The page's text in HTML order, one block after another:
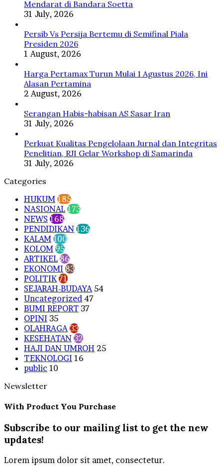
PrabowoMendarat di Bandara Soetta
31 July, 2026
Persib Vs Persija Bertemu di Semifinal Piala
Presiden 2026
1 August, 2026
Harga Pertamax Turun Mulai 1 Agustus 2026, Ini
Alasan Pertamina
2 August, 2026
Serangan Habis-habisan AS Sasar Iran
31 July, 2026
Perkuat Kualitas Pengelolaan Jurnal dan Integritas
Penelitian, RJI Gelar Workshop di Samarinda
31 July, 2026
Categories
HUKUM 185
NASIONAL 173
NEWS 168
PENDIDIKAN 136
KALAM 100
KOLOM 95
ARTIKEL 86
EKONOMI 83
POLITIK 71
SEJARAH-BUDAYA 54
Uncategorized 47
BUMI REPORT 37
OPINI 35
OLAHRAGA 33
KESEHATAN 32
HAJI DAN UMROH 25
TEKNOLOGI 16
public 10
Newsletter
With Product You Purchase
Subscribe to our mailing list to get the new
updates!
Lorem ipsum dolor sit amet, consectetur.